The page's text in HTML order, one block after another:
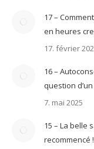
17 –
en heures
17. février
16 –
question
7. mai 2025
15 – La belle
recommencé !